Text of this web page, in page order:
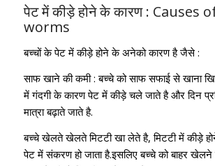
पेट में कीड़े होने के कारण : Causes
worms
बच्चों के पेट में कीड़े होने के अनेको कारण है जैसे :
साफ खाने की कमी : बच्चे को साफ सफाई से खाना
में गंदगी के कारण पेट में कीड़े चले जाते है और दिन
मात्रा बढ़ाते जाते है.
बच्चे खेलते खेलते मिटटी खा लेते है, मिटटी में कीड़े
पेट में संकरण हो जाता है.इसलिए बच्चे को बाहर खेलने